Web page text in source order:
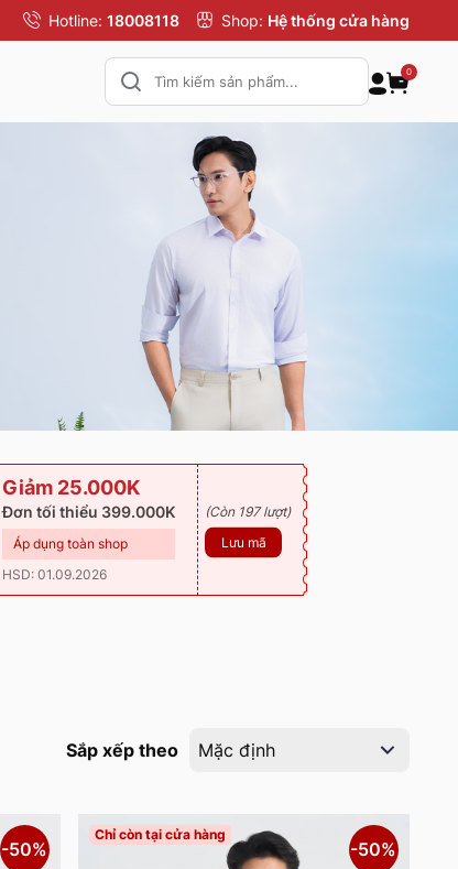
Hotline: 18008118 Shop: Hệ thống cửa hàng
0
Giảm 25.000K
Đơn tối thiểu 399.000K
Áp dụng toàn shop
HSD: 01.09.2026
(Còn 197 lượt)
Lưu mã
Sắp xếp theo Mặc định
-50%
Chỉ còn tại cửa hàng
-50%